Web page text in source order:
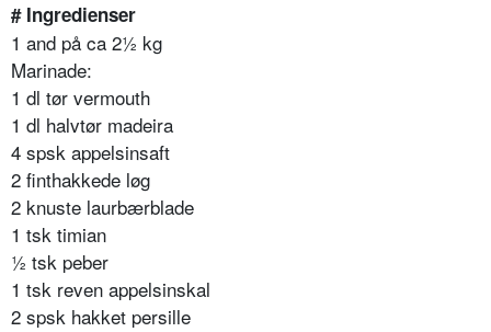
# Ingredienser
1 and på ca 2½ kg
Marinade:
1 dl tør vermouth
1 dl halvtør madeira
4 spsk appelsinsaft
2 finthakkede løg
2 knuste laurbærblade
1 tsk timian
½ tsk peber
1 tsk reven appelsinskal
2 spsk hakket persille